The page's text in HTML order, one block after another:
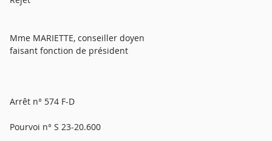
Mme MARIETTE, conseiller doyen
faisant fonction de président
Arrêt n° 574 F-D
Pourvoi n° S 23-20.600